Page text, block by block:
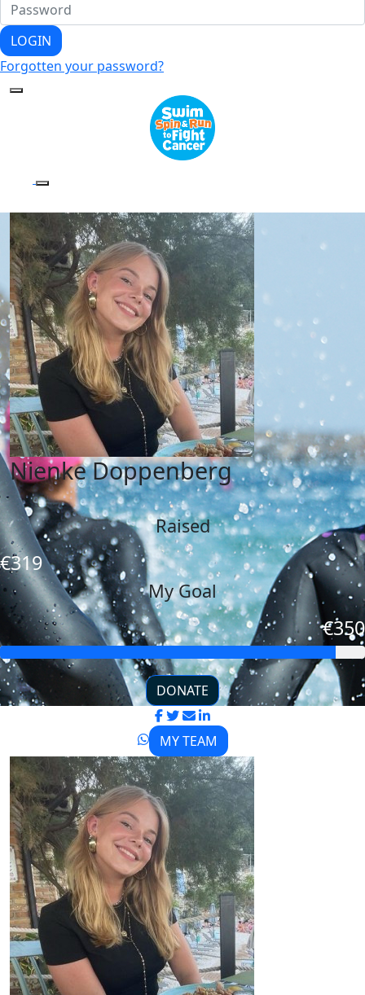
LOGIN
Forgotten your password?
Nienke Doppenberg
Raised
€319
My Goal
€350
DONATE
MY TEAM